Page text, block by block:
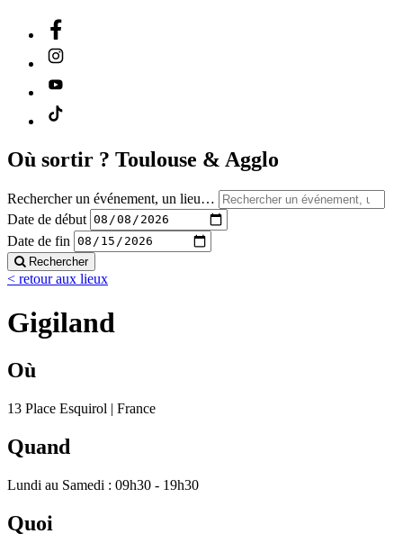
Où sortir ? Toulouse & Agglo
Rechercher un événement, un lieu…
Date de début
Date de fin
Rechercher
< retour aux lieux
Gigiland
Où
13 Place Esquirol | France
Quand
Lundi au Samedi : 09h30 - 19h30
Quoi